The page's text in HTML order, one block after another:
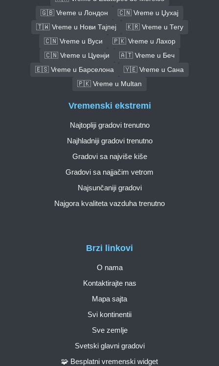
🇬🇧 Vreme u Лондон
🇨🇳 Vreme u Џухај
🇹🇼 Vreme u Нови Тајпеј
🇰🇷 Vreme u Тегу
🇨🇳 Vreme u Вуси
🇵🇰 Vreme u Лахор
🇨🇳 Vreme u Цуенји
🇦🇹 Vreme u Беч
🇪🇸 Vreme u Барселона
🇾🇪 Vreme u Сана
🇵🇰 Vreme u Multan
Brzi linkovi
O nama
Kontaktirajte nas
Mapa sajta
Svi kontinentii
Sve zemlje
Svetski glavni gradovi
🧩 Besplatni vremenski widget
Vremenski ekstremi
Najtopliji gradovi trenutno
Najhladniji gradovi trenutno
Gradovi sa najviše kiše
Gradovi sa najjačim vetrom
Najsunčaniji gradovi
Najgora kvaliteta vazduha trenutno